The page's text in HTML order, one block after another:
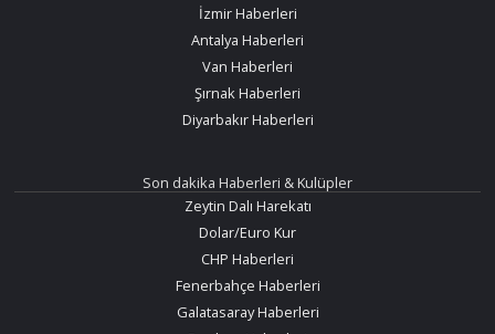
İzmir Haberleri
Antalya Haberleri
Van Haberleri
Şırnak Haberleri
Diyarbakır Haberleri
Son dakika Haberleri & Kulüpler
Zeytin Dalı Harekatı
Dolar/Euro Kur
CHP Haberleri
Fenerbahçe Haberleri
Galatasaray Haberleri